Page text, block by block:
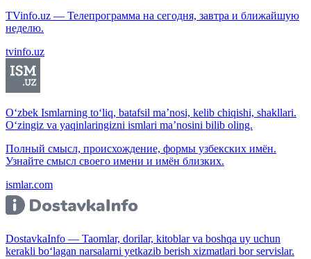
TVinfo.uz — Телепрограмма на сегодня, завтра и ближайшую
неделю.
tvinfo.uz
O‘zbek Ismlarning to‘liq, batafsil ma’nosi, kelib chiqishi, shakllari.
O‘zingiz va yaqinlaringizni ismlari ma’nosini bilib oling.
Полный смысл, происхождение, формы узбекских имён.
Узнайте смысл своего имени и имён близких.
ismlar.com
DostavkaInfo — Taomlar, dorilar, kitoblar va boshqa uy uchun
kerakli bo‘lagan narsalarni yetkazib berish xizmatlari bor servislar.